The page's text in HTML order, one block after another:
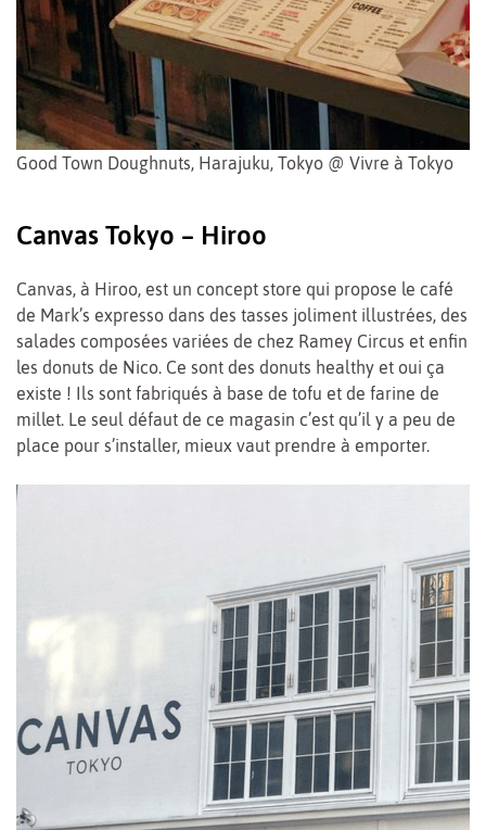
Good Town Doughnuts, Harajuku, Tokyo @ Vivre à Tokyo
Canvas Tokyo – Hiroo
Canvas, à Hiroo, est un concept store qui propose le café
de Mark’s expresso dans des tasses joliment illustrées, des
salades composées variées de chez Ramey Circus et enfin
les donuts de Nico. Ce sont des donuts healthy et oui ça
existe ! Ils sont fabriqués à base de tofu et de farine de
millet. Le seul défaut de ce magasin c’est qu’il y a peu de
place pour s’installer, mieux vaut prendre à emporter.